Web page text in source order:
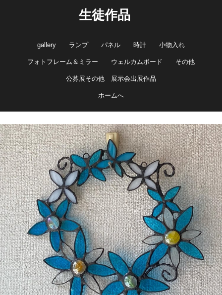
生徒作品
gallery ランプ パネル 時計 小物入れ
フォトフレーム＆ミラー ウェルカムボード その他
公募展その他 展示会出展作品
ホームへ